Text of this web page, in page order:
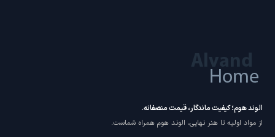
الوند هوم؛ کیفیت ماندگار، قیمت منصفانه.
از مواد اولیه تا هنر نهایی، الوند هوم همراه شماست.